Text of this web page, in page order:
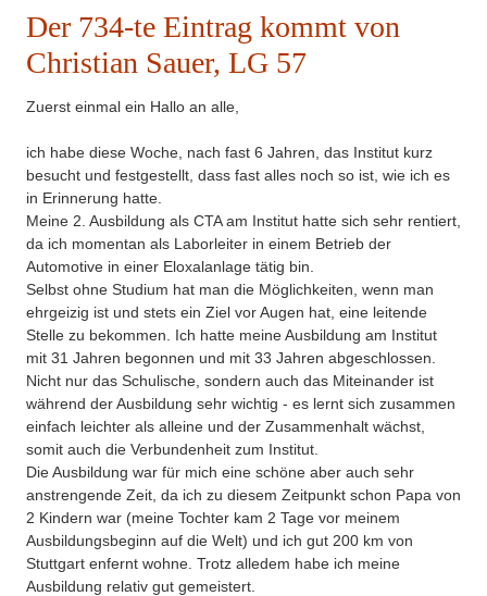
Der 734-te Eintrag kommt von
Christian Sauer, LG 57
Zuerst einmal ein Hallo an alle,
ich habe diese Woche, nach fast 6 Jahren, das Institut kurz
besucht und festgestellt, dass fast alles noch so ist, wie ich es
in Erinnerung hatte.
Meine 2. Ausbildung als CTA am Institut hatte sich sehr rentiert,
da ich momentan als Laborleiter in einem Betrieb der
Automotive in einer Eloxalanlage tätig bin.
Selbst ohne Studium hat man die Möglichkeiten, wenn man
ehrgeizig ist und stets ein Ziel vor Augen hat, eine leitende
Stelle zu bekommen. Ich hatte meine Ausbildung am Institut
mit 31 Jahren begonnen und mit 33 Jahren abgeschlossen.
Nicht nur das Schulische, sondern auch das Miteinander ist
während der Ausbildung sehr wichtig - es lernt sich zusammen
einfach leichter als alleine und der Zusammenhalt wächst,
somit auch die Verbundenheit zum Institut.
Die Ausbildung war für mich eine schöne aber auch sehr
anstrengende Zeit, da ich zu diesem Zeitpunkt schon Papa von
2 Kindern war (meine Tochter kam 2 Tage vor meinem
Ausbildungsbeginn auf die Welt) und ich gut 200 km von
Stuttgart enfernt wohne. Trotz alledem habe ich meine
Ausbildung relativ gut gemeistert.